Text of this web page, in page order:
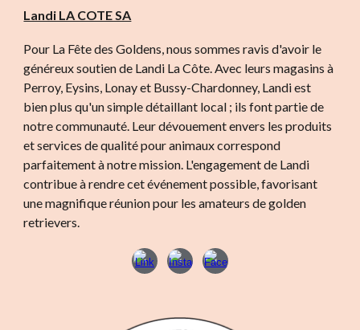
Landi LA COTE SA
Pour La Fête des Goldens, nous sommes ravis d'avoir le
généreux soutien de Landi La Côte. Avec leurs magasins à
Perroy, Eysins, Lonay et Bussy-Chardonney, Landi est
bien plus qu'un simple détaillant local ; ils font partie de
notre communauté. Leur dévouement envers les produits
et services de qualité pour animaux correspond
parfaitement à notre mission. L'engagement de Landi
contribue à rendre cet événement possible, favorisant
une magnifique réunion pour les amateurs de golden
retrievers.